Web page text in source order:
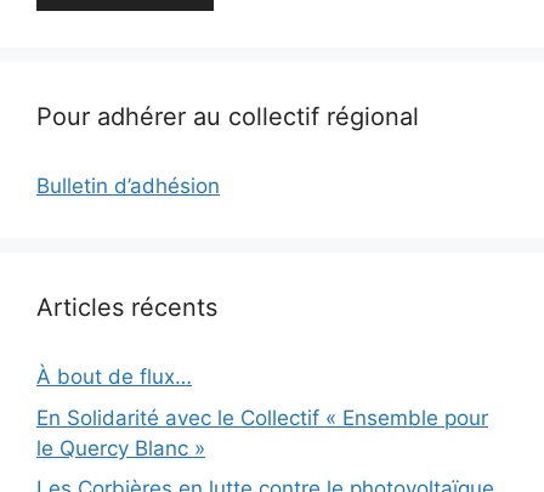
Pour adhérer au collectif régional
Bulletin d’adhésion
Articles récents
À bout de flux…
En Solidarité avec le Collectif « Ensemble pour
le Quercy Blanc »